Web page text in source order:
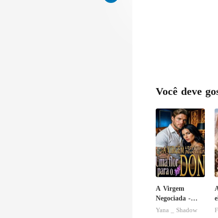
Você deve
A Virgem
Negociada -
Uma flor para
Yana _ Shadow